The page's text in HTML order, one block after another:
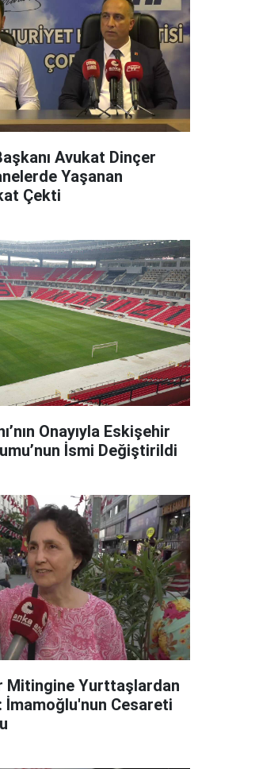
Avukat Dinçer
Yaşanan
Çekti
Onayıyla Eskişehir
İsmi Değiştirildi
Mitingine Yurttaşlardan
İmamoğlu'nun Cesareti